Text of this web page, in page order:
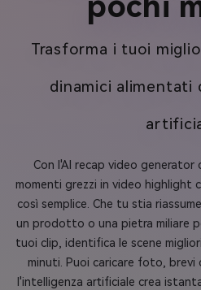
Trasforma i tuoi
dinamici alimentati
Con l'AI recap video generator
momenti grezzi in video highlight
così semplice. Che tu stia
un prodotto o una pietra miliare
tuoi clip, identifica le scene
minuti. Puoi caricare foto,
l'intelligenza artificiale crea